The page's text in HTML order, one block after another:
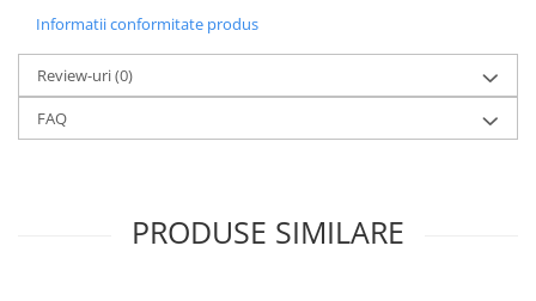
Informatii conformitate produs
Review-uri(0)
FAQ
PRODUSE SIMILARE